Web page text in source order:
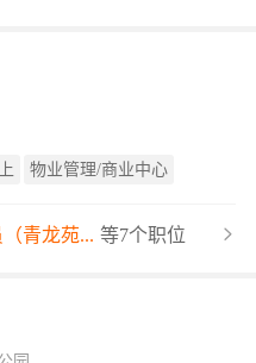
物业管理/商业中心
青龙苑... 等7个职位